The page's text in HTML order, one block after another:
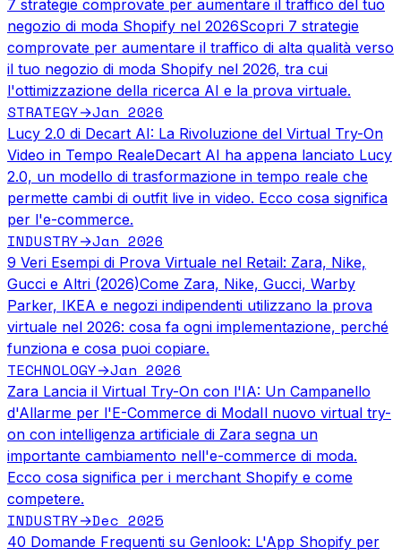
7 strategie comprovate per aumentare il traffico del tuo
negozio di moda Shopify nel 2026Scopri 7 strategie
comprovate per aumentare il traffico di alta qualità verso
il tuo negozio di moda Shopify nel 2026, tra cui
l'ottimizzazione della ricerca AI e la prova virtuale.
STRATEGY→Jan 2026
Lucy 2.0 di Decart AI: La Rivoluzione del Virtual Try-On
Video in Tempo RealeDecart AI ha appena lanciato Lucy
2.0, un modello di trasformazione in tempo reale che
permette cambi di outfit live in video. Ecco cosa significa
per l'e-commerce.
INDUSTRY→Jan 2026
9 Veri Esempi di Prova Virtuale nel Retail: Zara, Nike,
Gucci e Altri (2026)Come Zara, Nike, Gucci, Warby
Parker, IKEA e negozi indipendenti utilizzano la prova
virtuale nel 2026: cosa fa ogni implementazione, perché
funziona e cosa puoi copiare.
TECHNOLOGY→Jan 2026
Zara Lancia il Virtual Try-On con l'IA: Un Campanello
d'Allarme per l'E-Commerce di ModaIl nuovo virtual try-
on con intelligenza artificiale di Zara segna un
importante cambiamento nell'e-commerce di moda.
Ecco cosa significa per i merchant Shopify e come
competere.
INDUSTRY→Dec 2025
40 Domande Frequenti su Genlook: L'App Shopify per